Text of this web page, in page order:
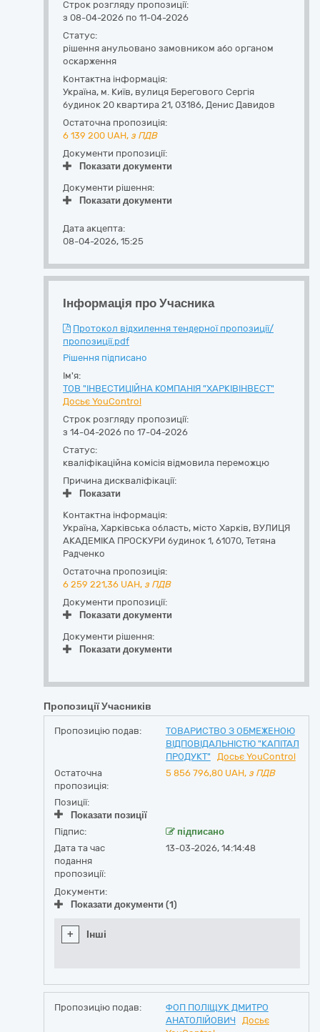
Строк розгляду пропозиції:
з 08-04-2026 по 11-04-2026
Статус:
рішення анульовано замовником або органом
оскарження
Контактна інформація:
Україна, м. Київ, вулиця Берегового Сергія
будинок 20 квартира 21, 03186, Денис Давидов
Остаточна пропозиція:
6 139 200 UAH, з ПДВ
Документи пропозиції:
Показати документи
Документи рішення:
Показати документи
Дата акцепта:
08-04-2026, 15:25
Інформація про Учасника
Протокол відхилення тендерної пропозиції/
пропозиції.pdf
Рішення підписано
Ім'я:
ТОВ "ІНВЕСТИЦІЙНА КОМПАНІЯ "ХАРКІВІНВЕСТ"
Досьє YouControl
Строк розгляду пропозиції:
з 14-04-2026 по 17-04-2026
Статус:
кваліфікаційна комісія відмовила переможцю
Причина дискваліфікації:
Показати
Контактна інформація:
Україна, Харківська область, місто Харків, ВУЛИЦЯ
АКАДЕМІКА ПРОСКУРИ будинок 1, 61070, Тетяна
Радченко
Остаточна пропозиція:
6 259 221,36 UAH, з ПДВ
Документи пропозиції:
Показати документи
Документи рішення:
Показати документи
Пропозиції Учасників
Пропозицію подав:
ТОВАРИСТВО З ОБМЕЖЕНОЮ
ВІДПОВІДАЛЬНІСТЮ "КАПІТАЛ
ПРОДУКТ"
Досьє YouControl
Остаточна
пропозиція:
5 856 796,80 UAH, з ПДВ
Позиції:
Показати позиції
Підпис:
підписано
Дата та час
подання
пропозиції:
13-03-2026, 14:14:48
Документи:
Показати документи (1)
+ Інші
Пропозицію подав:
ФОП ПОЛІЩУК ДМИТРО
АНАТОЛІЙОВИЧ
Досьє